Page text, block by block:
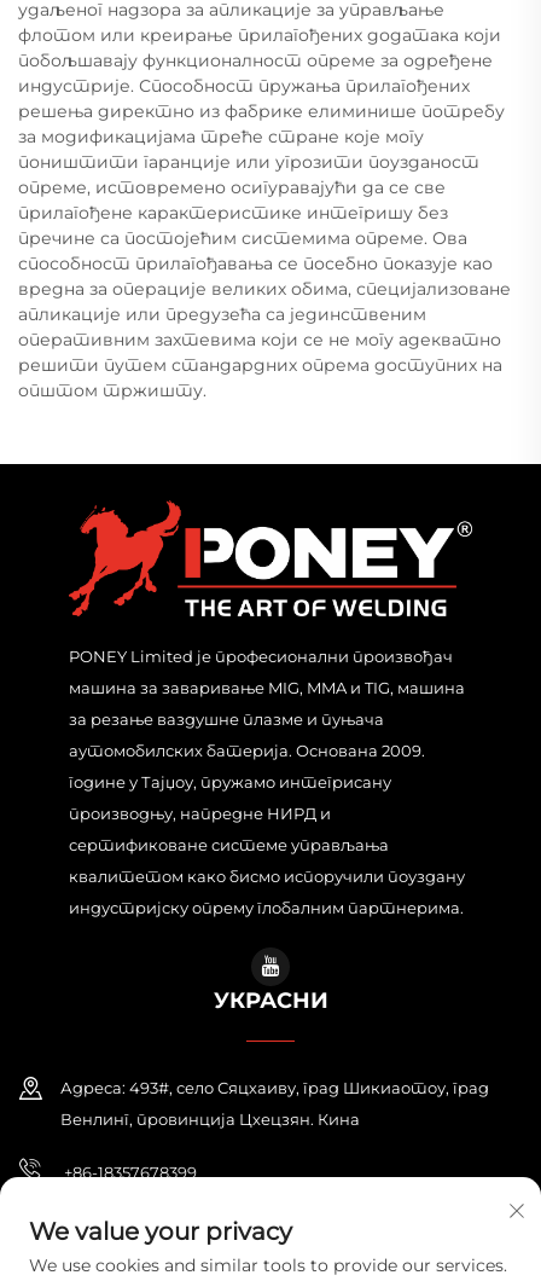
удаљеног надзора за апликације за управљање
флотом или креирање прилагођених додатака који
побољшавају функционалност опреме за одређене
индустрије. Способност пружања прилагођених
решења директно из фабрике елиминише потребу
за модификацијама треће стране које могу
поништити гаранције или угрозити поузданост
опреме, истовремено осигуравајући да се све
прилагођене карактеристике интегришу без
пречине са постојећим системима опреме. Ова
способност прилагођавања се посебно показује као
вредна за операције великих обима, специјализоване
апликације или предузећа са јединственим
оперативним захтевима који се не могу адекватно
решити путем стандардних опрема доступних на
општом тржишту.
PONEY Limited је професионални произвођач
машина за заваривање MIG, MMA и TIG, машина
за резање ваздушне плазме и пуњача
аутомобилских батерија. Основана 2009.
године у Тајџоу, пружамо интегрисану
производњу, напредне НИРД и
сертификоване системе управљања
квалитетом како бисмо испоручили поуздану
индустријску опрему глобалним партнерима.
УКРАСНИ
Адреса: 493#, село Сяцхаиву, град Шикиаотоу, град
Венлинг, провинција Цхецзян. Кина
+86-18357678399
[email protected]
We value your privacy
We use cookies and similar tools to provide our services.